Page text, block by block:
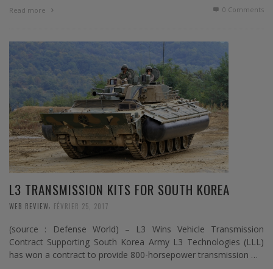
Read more 0 Comments
L3 TRANSMISSION KITS FOR SOUTH KOREA
WEB REVIEW FÉVRIER 25, 2017
(source : Defense World) – L3 Wins Vehicle Transmission
Contract Supporting South Korea Army L3 Technologies (LLL)
has won a contract to provide 800-horsepower transmission …